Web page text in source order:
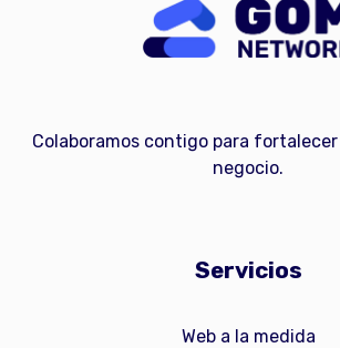
Colaboramos contigo para
negocio.
Servicios
Web a la medida